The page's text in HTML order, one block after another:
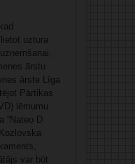
uztura
ārstu
ārste Līga
Pārtikas
lēmumu
“Nateo D
var būt